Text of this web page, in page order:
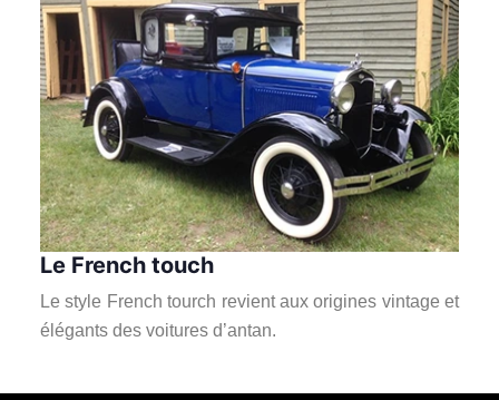
Le French touch
Le style French tourch revient aux origines vintage et
élégants des voitures d’antan.